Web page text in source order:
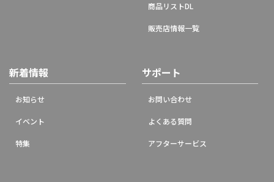
商品リストDL
販売店情報一覧
新着情報
お知らせ
イベント
特集
サポート
お問い合わせ
よくある質問
アフターサービス